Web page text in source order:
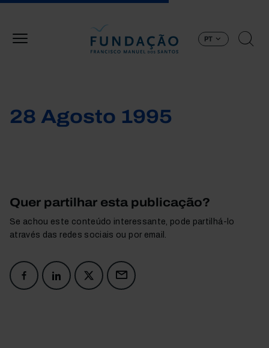
PT
28 Agosto 1995
Quer partilhar esta publicação?
Se achou este conteúdo interessante, pode partilhá-lo
através das redes sociais ou por email.